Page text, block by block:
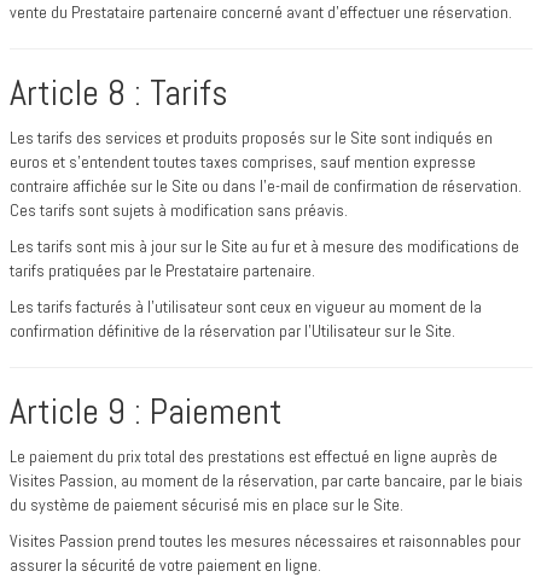
vente du Prestataire partenaire concerné avant d’effectuer une réservation.
Article 8 : Tarifs
Les tarifs des services et produits proposés sur le Site sont indiqués en
euros et s’entendent toutes taxes comprises, sauf mention expresse
contraire affichée sur le Site ou dans l’e-mail de confirmation de réservation.
Ces tarifs sont sujets à modification sans préavis.
Les tarifs sont mis à jour sur le Site au fur et à mesure des modifications de
tarifs pratiquées par le Prestataire partenaire.
Les tarifs facturés à l’utilisateur sont ceux en vigueur au moment de la
confirmation définitive de la réservation par l’Utilisateur sur le Site.
Article 9 : Paiement
Le paiement du prix total des prestations est effectué en ligne auprès de
Visites Passion, au moment de la réservation, par carte bancaire, par le biais
du système de paiement sécurisé mis en place sur le Site.
Visites Passion prend toutes les mesures nécessaires et raisonnables pour
assurer la sécurité de votre paiement en ligne.